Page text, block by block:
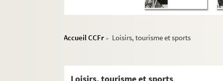
Accueil CCFr > Loisirs, tourisme et sports